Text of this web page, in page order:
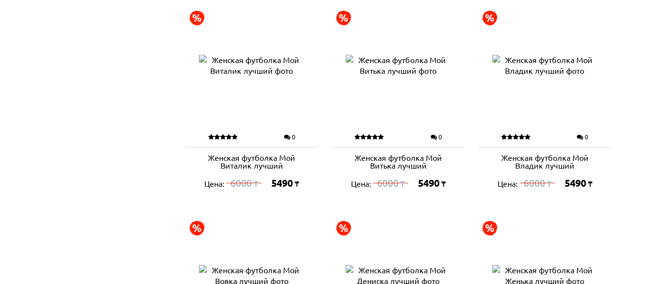
0
Женская футболка Мой
Виталик лучший
Цена: 6000₸ 5490 ₸
0
Женская футболка Мой
Витька лучший
Цена: 6000₸ 5490 ₸
0
Женская футболка Мой
Владик лучший
Цена: 6000₸ 5490 ₸